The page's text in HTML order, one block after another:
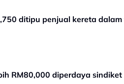
ditipu penjual kereta
RM80,000 diperdaya